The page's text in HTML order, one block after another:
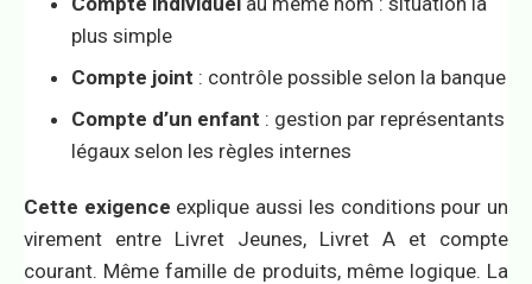
plus simple
Compte joint : contrôle possible selon la banque
Compte d’un enfant : gestion par représentants
légaux selon les règles internes
Cette exigence explique aussi les conditions pour un
virement entre Livret Jeunes, Livret A et compte
courant. Même famille de produits, même logique. La